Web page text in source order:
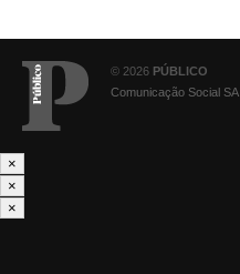
© 2026 PÚBLICO
Comunicação Social SA
×
×
×